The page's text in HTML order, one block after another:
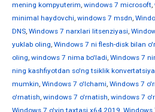
mening kompyuterim, windows 7 microsoft,
minimal haydovchi, windows 7 msdn,
DNS, Windows 7 narxlari litsenziyasi,
yuklab oling, Windows 7 ni flesh-disk bilan
oling, windows 7 nima bo'ladi, Windows 7
ning kashfiyotdan so'ng tsiklik
mumkin, Windows 7 o'lchami, Windows 7
o'rnatish, windows 7 o'rnatish, windows 7